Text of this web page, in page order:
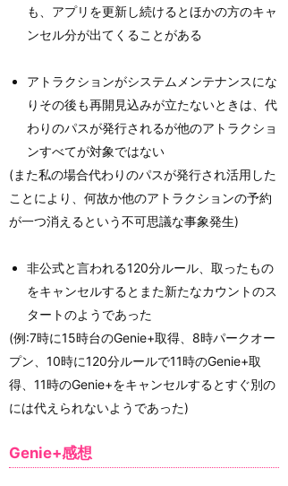
も、アプリを更新し続けるとほかの方のキャ
ンセル分が出てくることがある
アトラクションがシステムメンテナンスにな
りその後も再開見込みが立たないときは、代
わりのパスが発行されるが他のアトラクショ
ンすべてが対象ではない
(また私の場合代わりのパスが発行され活用した
ことにより、何故か他のアトラクションの予約
が一つ消えるという不可思議な事象発生)
非公式と言われる120分ルール、取ったもの
をキャンセルするとまた新たなカウントのス
タートのようであった
(例:7時に15時台のGenie+取得、8時パークオー
プン、10時に120分ルールで11時のGenie+取
得、11時のGenie+をキャンセルするとすぐ別の
には代えられないようであった)
Genie+感想